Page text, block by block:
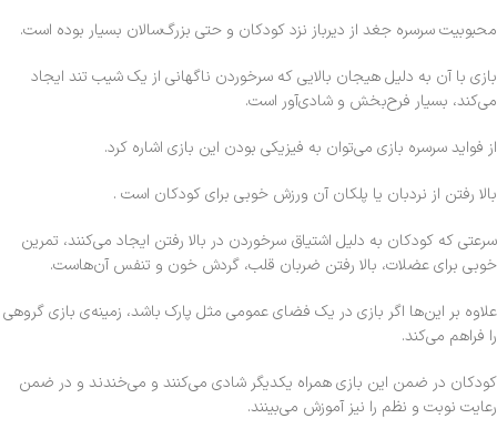
محبوبیت سرسره جغد از دیرباز نزد کودکان و حتی بزرگ‌سالان بسیار بوده است.
بازی با آن به دلیل هیجان بالایی که سرخوردن ناگهانی از یک شیب تند ایجاد
می‌کند، بسیار فرح‌بخش و شادی‌آور است.
از فواید سرسره بازی می‌توان به فیزیکی بودن این بازی اشاره کرد.
بالا رفتن از نردبان یا پلکان آن ورزش خوبی برای کودکان است .
سرعتی که کودکان به دلیل اشتیاق سرخوردن در بالا رفتن ایجاد می‌کنند، تمرین
خوبی برای عضلات، بالا رفتن ضربان قلب، گردش خون و تنفس آن‌هاست.
علاوه بر این‌ها اگر بازی در یک فضای عمومی مثل پارک باشد، زمینه‌ی بازی گروهی
را فراهم می‌کند.
کودکان در ضمن این بازی همراه یکدیگر شادی می‌کنند و می‌خندند و در ضمن
رعایت نوبت و نظم را نیز آموزش می‌بینند.